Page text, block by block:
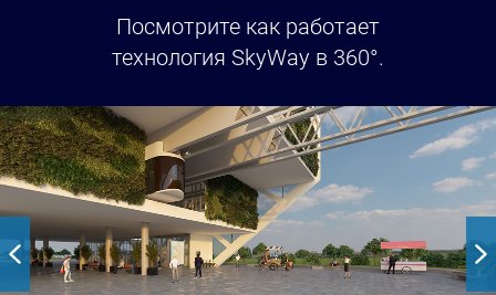
Посмотрите как работает
технология SkyWay в 360°.